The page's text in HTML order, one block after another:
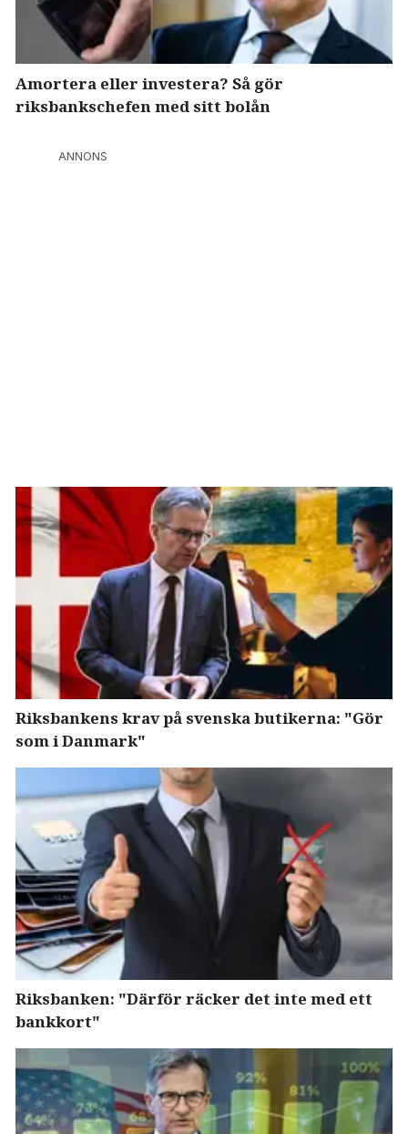
Amortera eller investera? Så gör
riksbankschefen med sitt bolån
ANNONS
Riksbankens krav på svenska butikerna: "Gör
som i Danmark"
Riksbanken: "Därför räcker det inte med ett
bankkort"